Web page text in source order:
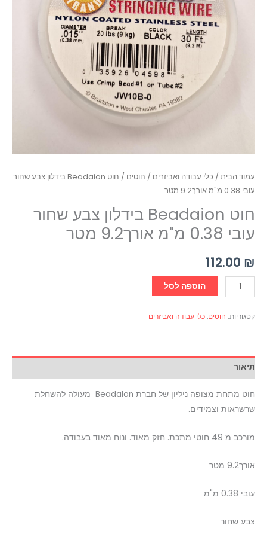
עמוד הבית / כלי עבודה ואביזרים / חוטים
/ חוט Beadaion בידלון צבע שחור
עובי 0.38 מ"מ אורך9.2 מטר
חוט Beadaion בידלון צבע שחור
עובי 0.38 מ"מ אורך9.2 מטר
112.00 ₪
הוספה לסל
קטגוריות: חוטים,כלי עבודה ואביזרים
תיאור
חוט מתחת מצופה ניליון של חברת Beadalon מעולה להשחלת
שרשראות וצמידים.
מורכב מ 49 חוטי מתכת. חזק מאוד. ונוח מאוד בעבודה.
אורך9.2 מטר
עובי 0.38 מ"מ
צבע שחור